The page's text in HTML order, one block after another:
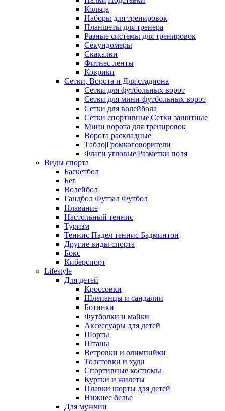
Кольца
Наборы для тренировок
Планшеты для тренера
Разные системы для тренировок
Секундомеры
Скакалки
Фитнес ленты
Коврики
Сетки, Ворота и Для стадиона
Сетки для футбольных ворот
Сетки для мини-футбольных ворот
Сетки для волейбола
Сетки спортивные|Сетки защитные
Мини ворота для тренировок
Ворота раскладные
Табло|Громкоговорители
Флаги угловые|Разметки поля
Виды спорта
Баскетбол
Бег
Волейбол
Гандбол Футзал Футбол
Плавание
Настольный теннис
Туризм
Теннис Падел теннис Бадминтон
Другие виды спорта
Бокс
Киберспорт
Lifestyle
Для детей
Кроссовки
Шлепанцы и сандалии
Ботинки
Футболки и майки
Аксессуары для детей
Шорты
Штаны
Ветровки и олимпийки
Толстовки и худи
Спортивные костюмы
Куртки и жилеты
Плавки шорты для детей
Нижнее белье
Для мужчин